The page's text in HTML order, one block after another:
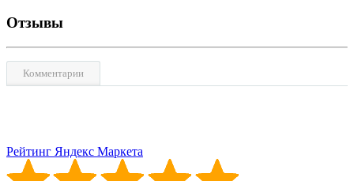
Отзывы
Комментарии
Рейтинг Яндекс Маркета